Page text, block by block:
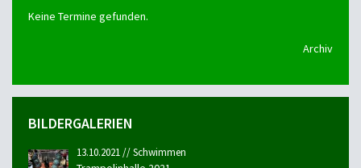
Keine Termine gefunden.
Archiv
BILDERGALERIEN
13.10.2021 // Schwimmen